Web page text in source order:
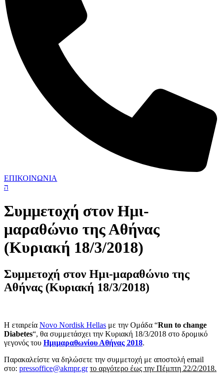
ΕΠΙΚΟΙΝΩΝΙΑ
Συμμετοχή στον Ημι-
μαραθώνιο της Αθήνας
(Κυριακή 18/3/2018)
Συμμετοχή στον Ημι-μαραθώνιο της
Αθήνας (Κυριακή 18/3/2018)
Η εταιρεία Novo Nordisk Hellas με την Ομάδα “Run to change
Diabetes“, θα συμμετάσχει την Κυριακή 18/3/2018 στο δρομικό
γεγονός του Ημιμαραθωνίου Αθήνας 2018.
Παρακαλείστε να δηλώσετε την συμμετοχή με αποστολή email
στο: pressoffice@akmpr.gr το αργότερο έως την Πέμπτη 22/2/2018.